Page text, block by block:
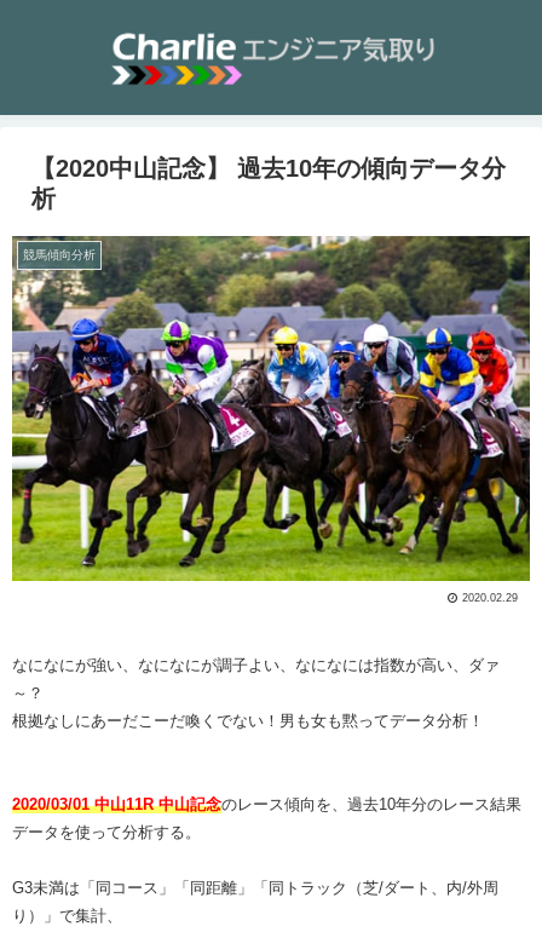
【2020中山記念】 過去10年の傾向データ分
析
競馬傾向分析
2020.02.29
なになにが強い、なになにが調子よい、なになには指数が高い、ダァ
～？
根拠なしにあーだこーだ喚くでない！男も女も黙ってデータ分析！
2020/03/01 中山11R 中山記念のレース傾向を、過去10年分のレース結果
データを使って分析する。
G3未満は「同コース」「同距離」「同トラック（芝/ダート、内/外周
り）」で集計、